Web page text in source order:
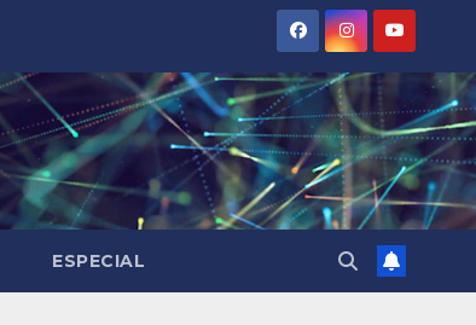
ESPECIAL